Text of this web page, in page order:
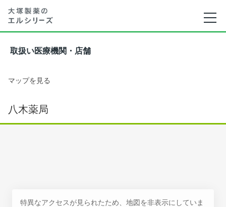
取扱い医療機関・店舗
マップを見る
八木薬局
特異なアクセスが見られたため、地図を非表示にしていま